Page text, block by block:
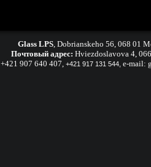
Glass LPS, Dobrianskeho 56, 068 01
Почтовый адрес: Hviezdoslavova 4,
+421 907 640 407, +421 917 131 544, e-mail: